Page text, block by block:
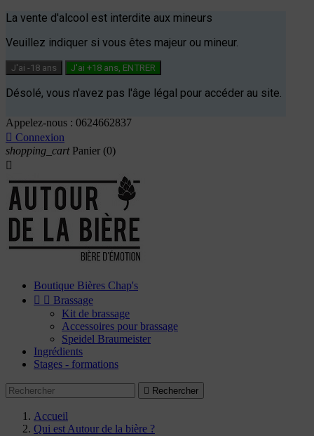
La vente d'alcool est interdite aux mineurs
Veuillez indiquer si vous êtes majeur ou mineur.
J'ai -18 ans J'ai +18 ans, ENTRER
Désolé, vous n'avez pas l'âge légal pour accéder au site.
Appelez-nous : 0624662837
 Connexion
shopping_cart Panier (0)

Boutique Bières Chap's
  Brassage
Kit de brassage
Accessoires pour brassage
Speidel Braumeister
Ingrédients
Stages - formations
 Rechercher
Accueil
Qui est Autour de la bière ?